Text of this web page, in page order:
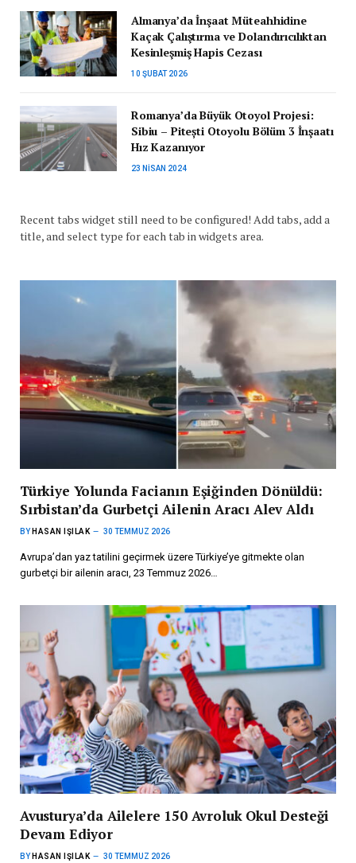
Almanya’da İnşaat Müteahhidine
Kaçak Çalıştırma ve Dolandırıcılıktan
Kesinleşmiş Hapis Cezası
10 ŞUBAT 2026
Romanya’da Büyük Otoyol Projesi:
Sibiu – Pitești Otoyolu Bölüm 3 İnşaatı
Hız Kazanıyor
23 NISAN 2024
Recent tabs widget still need to be configured! Add tabs, add a
title, and select type for each tab in widgets area.
Türkiye Yolunda Facianın Eşiğinden Dönüldü:
Sırbistan’da Gurbetçi Ailenin Aracı Alev Aldı
BY HASAN IŞILAK 30 TEMMUZ 2026
Avrupa’dan yaz tatilini geçirmek üzere Türkiye’ye gitmekte olan
gurbetçi bir ailenin aracı, 23 Temmuz 2026…
Avusturya’da Ailelere 150 Avroluk Okul Desteği
Devam Ediyor
BY HASAN IŞILAK 30 TEMMUZ 2026